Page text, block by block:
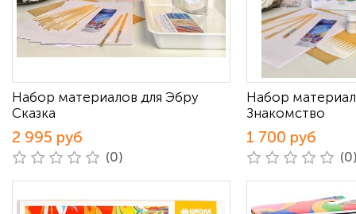
Набор материалов для Эбру
Сказка
2 995 руб
(0)
Набор
Знакомство
1 700 руб